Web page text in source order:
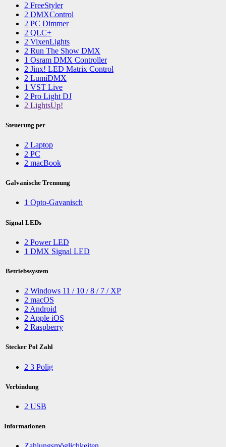
2 FreeStyler
2 DMXControl
2 PC Dimmer
2 QLC+
2 VixenLights
2 Run The Show DMX
1 Osram DMX Controller
2 Jinx! LED Matrix Control
2 LumiDMX
1 VST Live
2 Pro Light DJ
2 LightsUp!
Steuerung per
2 Laptop
2 PC
2 macBook
Galvanische Trennung
1 Opto-Gavanisch
Signal LEDs
2 Power LED
1 DMX Signal LED
Betriebssystem
2 Windows 11 / 10 / 8 / 7 / XP
2 macOS
2 Android
2 Apple iOS
2 Raspberry
Stecker Pol Zahl
2 3 Polig
Verbindung
2 USB
Informationen